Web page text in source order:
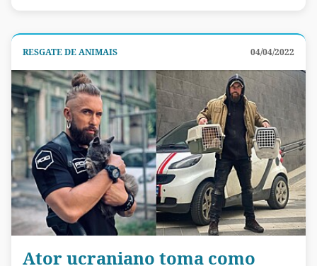
RESGATE DE ANIMAIS 04/04/2022
Ator ucraniano toma como